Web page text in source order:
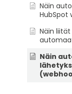
Näin
HubSpot
Näin
Näin